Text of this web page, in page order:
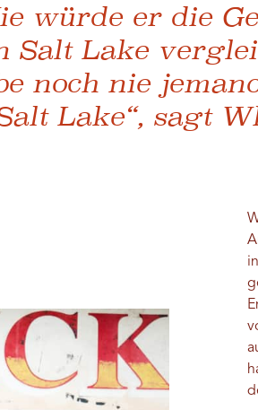
würde er die
Salt Lake
noch nie
Lake“, sagt